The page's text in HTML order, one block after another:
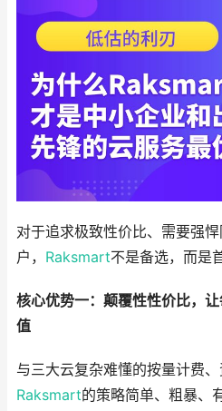
对于追求极致性价比、需要强
户， Raksmart不是备选，而是
核心优势一：颠覆性性价比，
值
与三大云复杂难懂的按量计费、
Raksmart的策略简单、粗暴、